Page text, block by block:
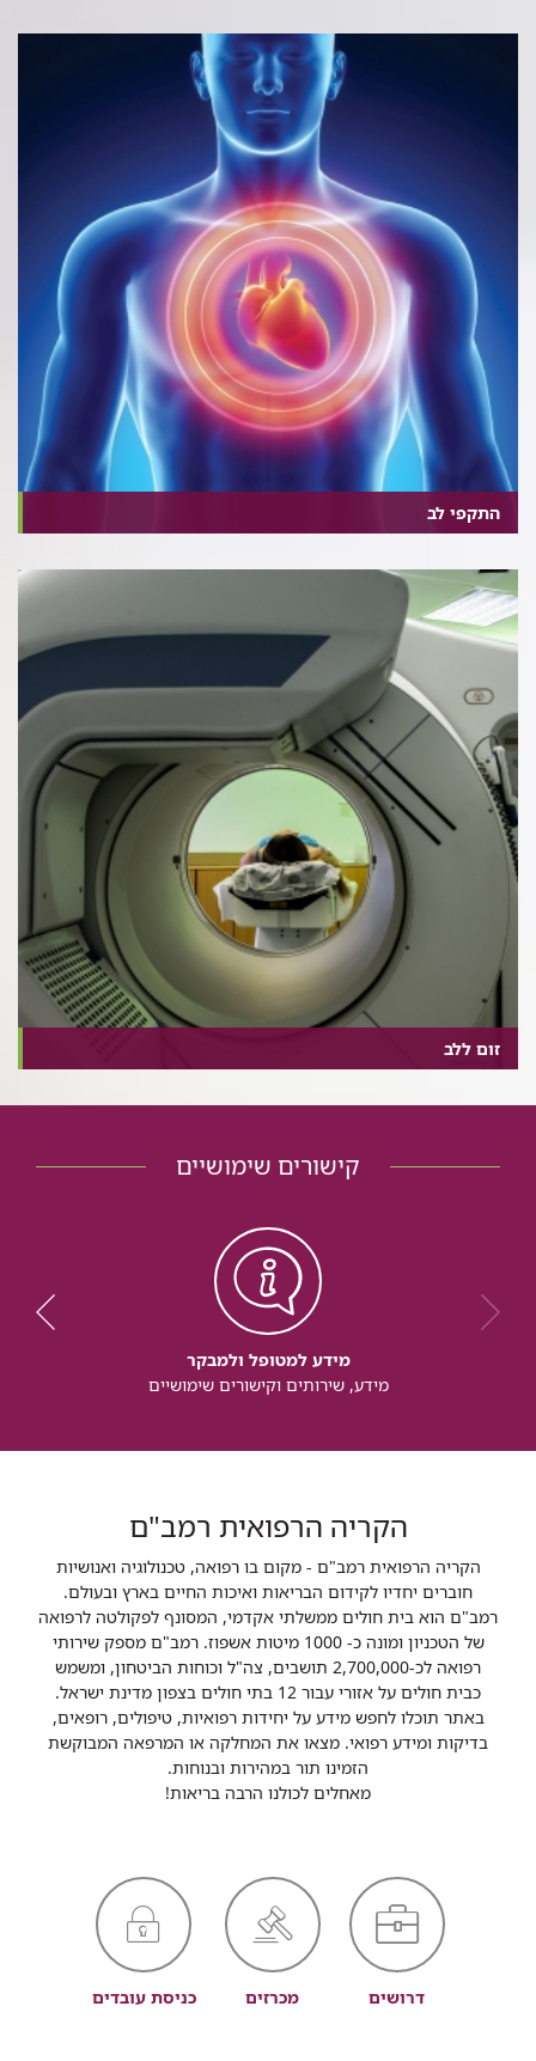
התקפי לב
זום ללב
קישורים שימושיים
מידע למטופל ולמבקר
מידע, שירותים וקישורים שימושיים
הקריה הרפואית רמב"ם
הקריה הרפואית רמב"ם - מקום בו רפואה, טכנולוגיה ואנושיות
חוברים יחדיו לקידום הבריאות ואיכות החיים בארץ ובעולם.
רמב"ם הוא בית חולים ממשלתי אקדמי, המסונף לפקולטה לרפואה
של הטכניון ומונה כ- 1000 מיטות אשפוז. רמב"ם מספק שירותי
רפואה לכ-2,700,000 תושבים, צה"ל וכוחות הביטחון, ומשמש
כבית חולים על אזורי עבור 12 בתי חולים בצפון מדינת ישראל.
באתר תוכלו לחפש מידע על יחידות רפואיות, טיפולים, רופאים,
בדיקות ומידע רפואי. מצאו את המחלקה או המרפאה המבוקשת
הזמינו תור במהירות ובנוחות.
מאחלים לכולנו הרבה בריאות!
דרושים מכרזים כניסת עובדים